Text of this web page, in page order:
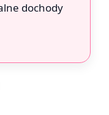
dochody